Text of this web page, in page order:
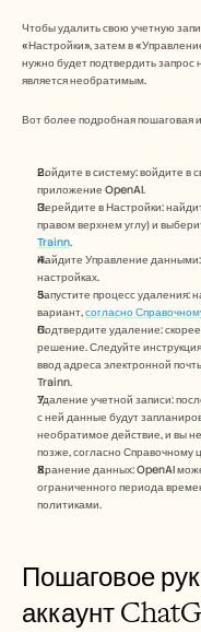
Чтобы удалить свою учетную
«Настройки», затем в
нужно будет подтвердить
является необратимым.
Вот более подробная пошаговая
Войдите в систему: войдите в
приложение OpenAI.
Перейдите в Настройки:
правом верхнем углу) и
Trainn.
Найдите Управление
настройках.
Запустите процесс удаления:
вариант, согласно
Подтвердите удаление:
решение. Следуйте
ввод адреса электронной
Trainn.
Удаление учетной записи:
с ней данные будут
необратимое действие, и вы
позже, согласно Справочному
Хранение данных: OpenAI
ограниченного периода
политиками.
Пошаговое
аккаунт
Customer Stories
Help Center
Pricing
Careers
Часто задаваемые вопросы
Объявление
Партнерская программа
ВАРИАНТЫ
Обеспечение продаж
Маркетинг продуктов
Успех клиентов
Обучение
See more